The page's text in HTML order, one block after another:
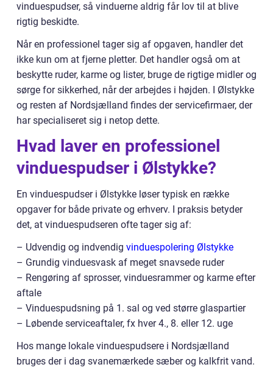
vinduespudser, så vinduerne aldrig får lov til at blive
rigtig beskidte.
Når en professionel tager sig af opgaven, handler det
ikke kun om at fjerne pletter. Det handler også om at
beskytte ruder, karme og lister, bruge de rigtige midler og
sørge for sikkerhed, når der arbejdes i højden. I Ølstykke
og resten af Nordsjælland findes der servicefirmaer, der
har specialiseret sig i netop dette.
Hvad laver en professionel
vinduespudser i Ølstykke?
En vinduespudser i Ølstykke løser typisk en række
opgaver for både private og erhverv. I praksis betyder
det, at vinduespudseren ofte tager sig af:
– Udvendig og indvendig vinduespolering Ølstykke
– Grundig vinduesvask af meget snavsede ruder
– Rengøring af sprosser, vinduesrammer og karme efter
aftale
– Vinduespudsning på 1. sal og ved større glaspartier
– Løbende serviceaftaler, fx hver 4., 8. eller 12. uge
Hos mange lokale vinduespudsere i Nordsjælland
bruges der i dag svanemærkede sæber og kalkfrit vand.